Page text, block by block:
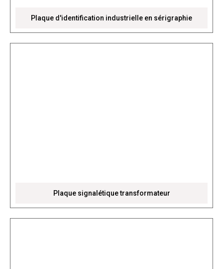
Plaque d'identification industrielle en sérigraphie
Plaque signalétique transformateur